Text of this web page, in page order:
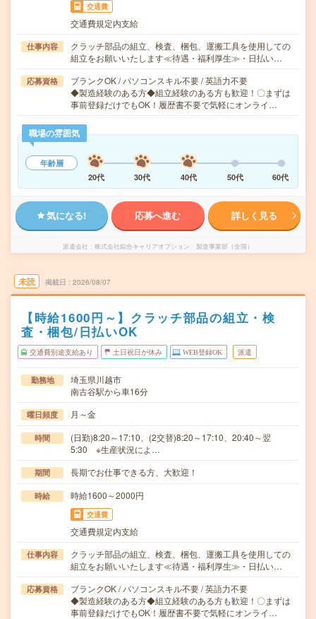
交通費
交通費規定内支給
仕事内容
クラッチ部品の組立、検査、梱包、運搬工具を使用しての
組立をお願いいたします≪待遇・福利厚生≫・日払い…
応募資格
ブランクOK / パソコンスキル不要 / 英語力不要
◆製造経験のある方◆組立経験のある方も歓迎！〇まずは
事前登録だけでもOK！履歴書不要で気軽にオンライ…
職場の雰囲気
年齢層
20代
30代 40代 50代 60代
気になる! 応募へ進む 詳しく見る
派遣会社 株式会社綜合キャリアオプション 製造事業部（全国）
未読 掲載日 2026/08/07
【時給1600円～】クラッチ部品の組立・検
査・梱包/日払いOK
交通費別途支給あり 土日祝日が休み WEB登録OK 派遣
勤務地
埼玉県川越市
南古谷駅から車16分
曜日頻度 月～金
時間
(日勤)8:20～17:10、(2交替)8:20～17:10、20:40～翌
5:30 ※生産状況によ…
期間 長期でお仕事できる方、大歓迎！
時給 時給1600～2000円
交通費
交通費規定内支給
仕事内容
クラッチ部品の組立、検査、梱包、運搬工具を使用しての
組立をお願いいたします≪待遇・福利厚生≫・日払い…
応募資格
ブランクOK / パソコンスキル不要 / 英語力不要
◆製造経験のある方◆組立経験のある方も歓迎！〇まずは
事前登録だけでもOK！履歴書不要で気軽にオンライ…